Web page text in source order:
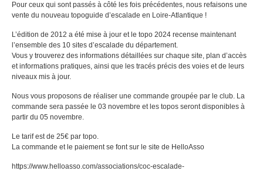
Pour ceux qui sont passés à côté les fois précédentes, nous refaisons une
vente du nouveau topoguide d’escalade en Loire-Atlantique !
L’édition de 2012 a été mise à jour et le topo 2024 recense maintenant
l’ensemble des 10 sites d’escalade du département.
Vous y trouverez des informations détaillées sur chaque site, plan d’accès
et informations pratiques, ainsi que les tracés précis des voies et de leurs
niveaux mis à jour.
Nous vous proposons de réaliser une commande groupée par le club. La
commande sera passée le 03 novembre et les topos seront disponibles à
partir du 05 novembre.
Le tarif est de 25€ par topo.
La commande et le paiement se font sur le site de HelloAsso
https://www.helloasso.com/associations/coc-escalade-